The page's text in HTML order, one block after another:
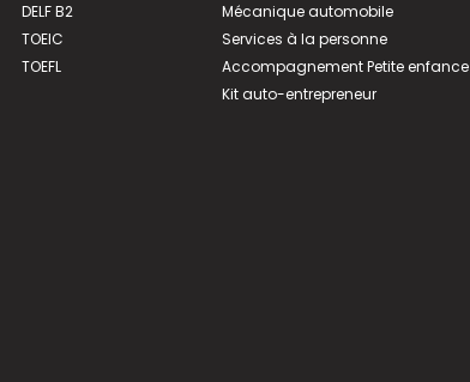
DELF B2
TOEIC
TOEFL
Mécanique automobile
Services à la personne
Accompagnement Petite enfance
Kit auto-entrepreneur